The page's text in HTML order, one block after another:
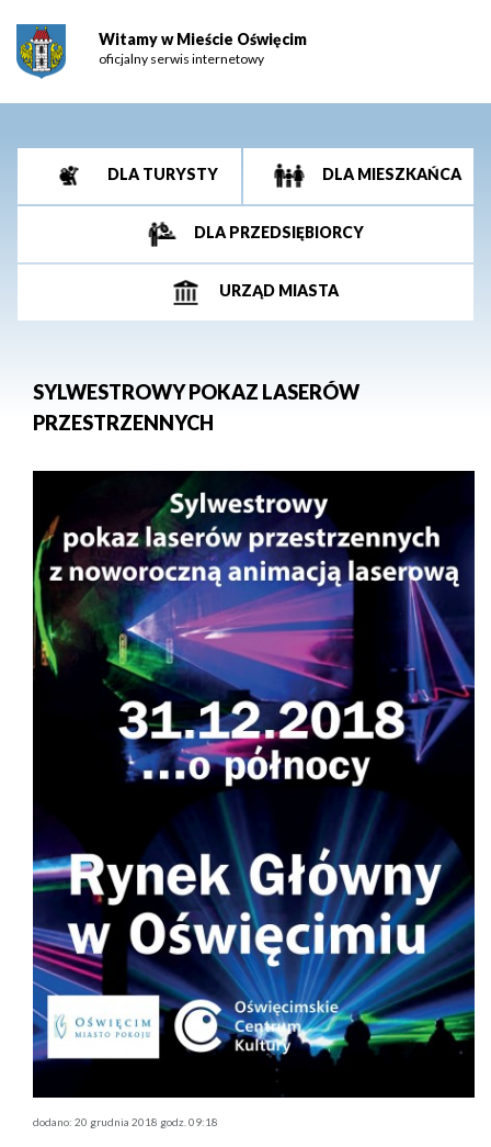
Witamy w Mieście Oświęcim
oficjalny serwis internetowy
DLA TURYSTY DLA MIESZKAŃCA
DLA PRZEDSIĘBIORCY
URZĄD MIASTA
SYLWESTROWY POKAZ LASERÓW
PRZESTRZENNYCH
dodano: 20 grudnia 2018 godz. 09:18